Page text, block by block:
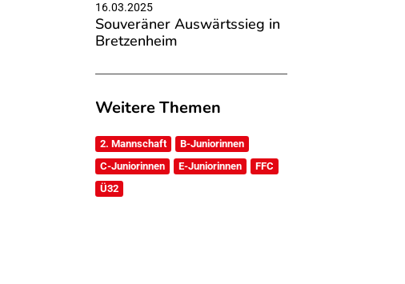
16.03.2025
Souveräner Auswärtssieg in
Bretzenheim
Weitere Themen
2. Mannschaft
B-Juniorinnen
C-Juniorinnen
E-Juniorinnen
FFC
Ü32